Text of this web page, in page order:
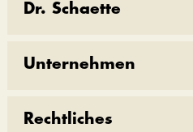
Dr. Schaette
Unternehmen
Rechtliches